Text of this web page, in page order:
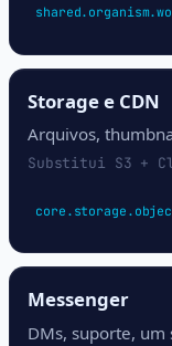
Storage e CDN
Arquivos,
Substitui S3 +
Messenger
DMs, suporte, um